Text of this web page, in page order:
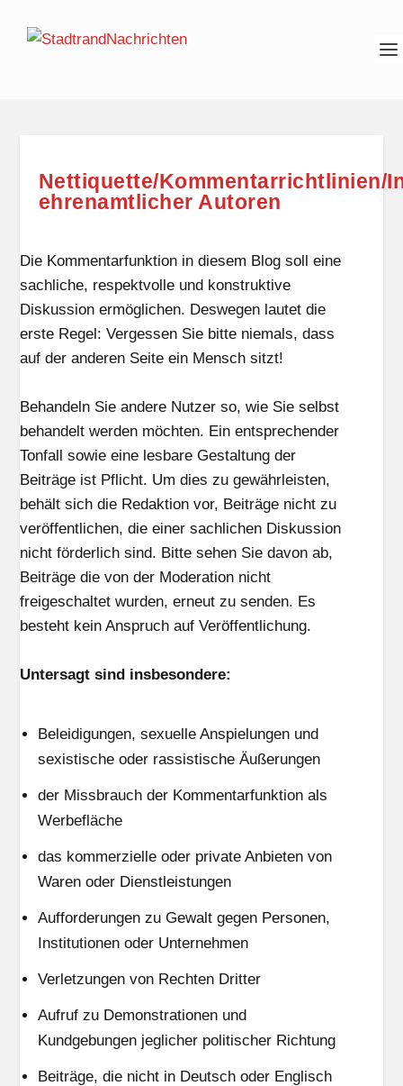
Nettiquette/Kommentarrichtlinien/
ehrenamtlicher Autoren
Die Kommentarfunktion in diesem Blog soll eine
sachliche, respektvolle und konstruktive
Diskussion ermöglichen. Deswegen lautet die
erste Regel: Vergessen Sie bitte niemals, dass
auf der anderen Seite ein Mensch sitzt!
Behandeln Sie andere Nutzer so, wie Sie selbst
behandelt werden möchten. Ein entsprechender
Tonfall sowie eine lesbare Gestaltung der
Beiträge ist Pflicht. Um dies zu gewährleisten,
behält sich die Redaktion vor, Beiträge nicht zu
veröffentlichen, die einer sachlichen Diskussion
nicht förderlich sind. Bitte sehen Sie davon ab,
Beiträge die von der Moderation nicht
freigeschaltet wurden, erneut zu senden. Es
besteht kein Anspruch auf Veröffentlichung.
Untersagt sind insbesondere:
Beleidigungen, sexuelle Anspielungen und
sexistische oder rassistische Äußerungen
der Missbrauch der Kommentarfunktion als
Werbefläche
das kommerzielle oder private Anbieten von
Waren oder Dienstleistungen
Aufforderungen zu Gewalt gegen Personen,
Institutionen oder Unternehmen
Verletzungen von Rechten Dritter
Aufruf zu Demonstrationen und
Kundgebungen jeglicher politischer Richtung
Beiträge, die nicht in Deutsch oder Englisch